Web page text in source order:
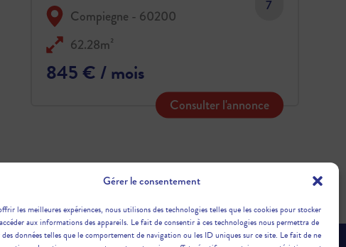
Gérer le consentement
les meilleures expériences, nous utilisons des technologies telles que les cookies pour stocker
aux informations des appareils. Le fait de consentir à ces technologies nous permettra de
données telles que le comportement de navigation ou les ID uniques sur ce site. Le fait de ne
Compiegne - 60200
62.28m²
845 € / mois
7
Consulter l'annonce